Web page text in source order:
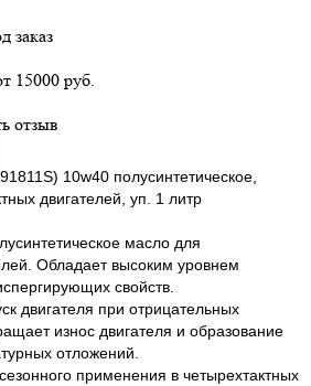
заказ
15000 руб.
отзыв
10w40 полусинтетическое,
двигателей, уп. 1 литр
масло для
Обладает высоким уровнем
свойств.
двигателя при отрицательных
износ двигателя и образование
отложений.
применения в четырехтактных